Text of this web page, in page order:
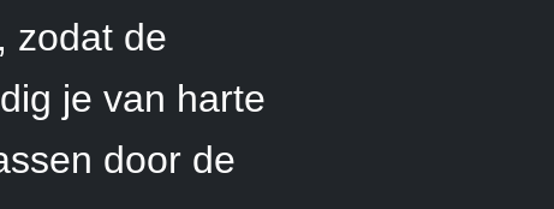
zodat de
je van harte
door de